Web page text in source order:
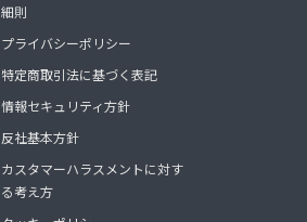
細則
プライバシーポリシー
特定商取引法に基づく表記
情報セキュリティ方針
反社基本方針
カスタマーハラスメントに対す
る考え方